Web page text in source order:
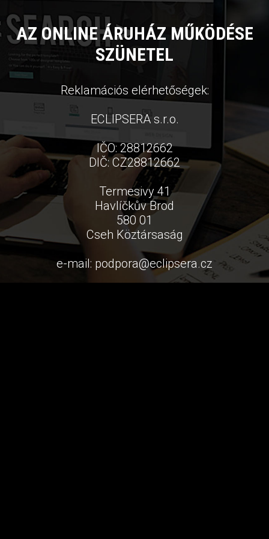
AZ ONLINE ÁRUHÁZ MŰKÖDÉSE
SZÜNETEL
Reklamációs elérhetőségek:
ECLIPSERA s.r.o.
IČO: 28812662
DIČ: CZ28812662
Termesivy 41
Havlíčkův Brod
580 01
Cseh Köztársaság
e-mail: podpora@eclipsera.cz